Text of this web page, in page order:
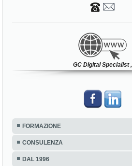
GC Digital Specialist ,
FORMAZIONE
CONSULENZA
DAL 1996